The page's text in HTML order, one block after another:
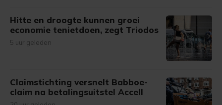
Hitte en droogte kunnen groei
economie tenietdoen, zegt Triodos
5 uur geleden
Claimstichting versnelt Babboe-
claim na betalingsuitstel Accell